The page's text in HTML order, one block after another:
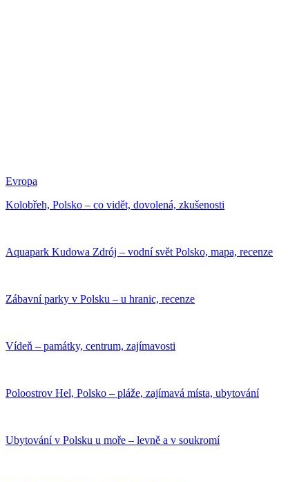
Evropa
Kolobřeh, Polsko – co vidět, dovolená, zkušenosti
Aquapark Kudowa Zdrój – vodní svět Polsko, mapa, recenze
Zábavní parky v Polsku – u hranic, recenze
Vídeň – památky, centrum, zajímavosti
Poloostrov Hel, Polsko – pláže, zajímavá místa, ubytování
Ubytování v Polsku u moře – levně a v soukromí